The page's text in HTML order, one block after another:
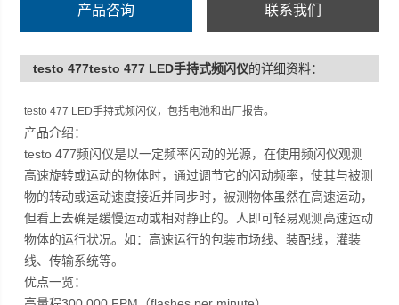
产品咨询 联系我们
testo 477testo 477 LED手持式频闪仪的详细资料：
testo 477 LED手持式频闪仪，包括电池和出厂报告。
产品介绍：
testo 477频闪仪是以一定频率闪动的光源，在使用频闪仪观测
高速旋转或运动的物体时，通过调节它的闪动频率，使其与被测
物的转动或运动速度接近并同步时，被测物体虽然在高速运动，
但看上去确是缓慢运动或相对静止的。人即可轻易观测高速运动
物体的运行状况。如：高速运行的包装市场线、装配线，灌装
线、传输系统等。
优点一览：